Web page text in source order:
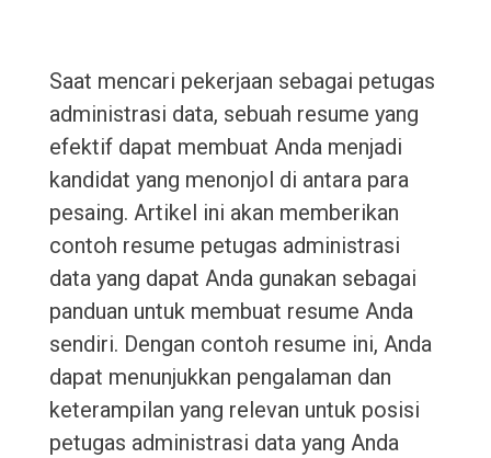
Saat mencari pekerjaan sebagai petugas
administrasi data, sebuah resume yang
efektif dapat membuat Anda menjadi
kandidat yang menonjol di antara para
pesaing. Artikel ini akan memberikan
contoh resume petugas administrasi
data yang dapat Anda gunakan sebagai
panduan untuk membuat resume Anda
sendiri. Dengan contoh resume ini, Anda
dapat menunjukkan pengalaman dan
keterampilan yang relevan untuk posisi
petugas administrasi data yang Anda